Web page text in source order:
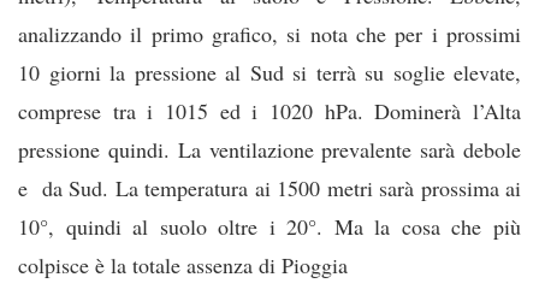
analizzando il primo grafico, si nota che per i prossimi
10 giorni la pressione al Sud si terrà su soglie elevate,
comprese tra i 1015 ed i 1020 hPa. Dominerà l’Alta
pressione quindi. La ventilazione prevalente sarà debole
e da Sud. La temperatura ai 1500 metri sarà prossima ai
10°, quindi al suolo oltre i 20°. Ma la cosa che più
colpisce è la totale assenza di Pioggia